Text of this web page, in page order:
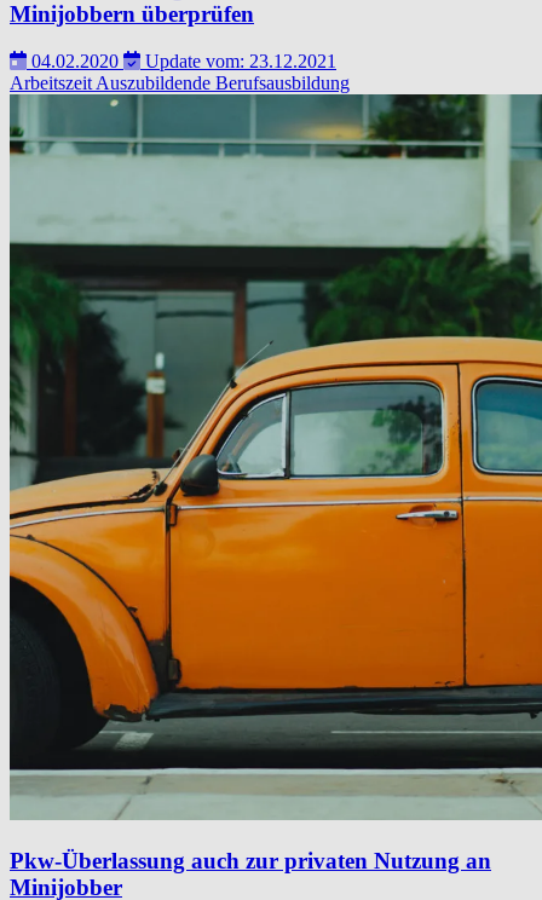
Minijobbern überprüfen
04.02.2020
Update vom: 23.12.2021
Arbeitszeit Auszubildende Berufsausbildung
Pkw-Überlassung auch zur privaten Nutzung an
Minijobber